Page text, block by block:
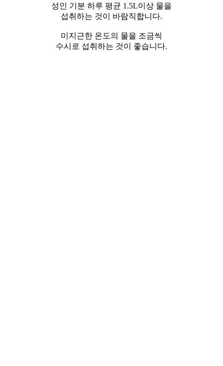
성인 기분 하루 평균 1.5L이상 물을
섭취하는 것이 바람직합니다.
미지근한 온도의 물을 조금씩
수시로 섭취하는 것이 좋습니다.